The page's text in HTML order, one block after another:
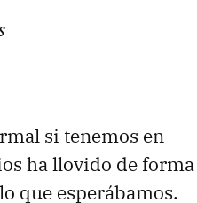
si tenemos en
ha llovido de forma
que esperábamos.